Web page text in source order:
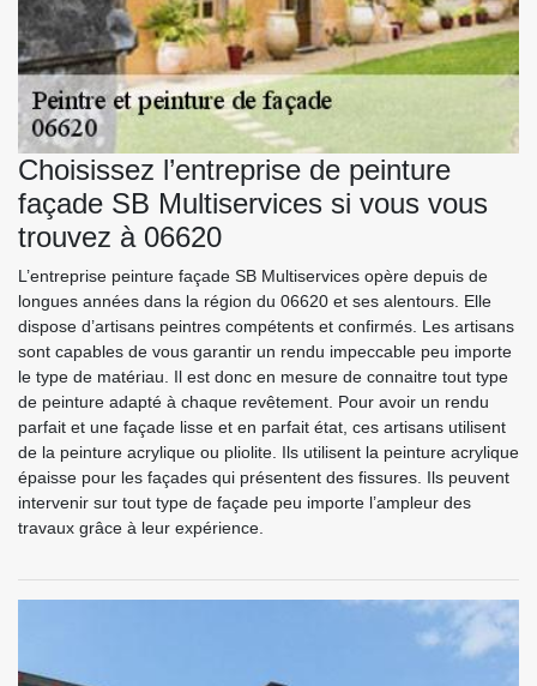
Choisissez l’entreprise de peinture
façade SB Multiservices si vous vous
trouvez à 06620
L’entreprise peinture façade SB Multiservices opère depuis de
longues années dans la région du 06620 et ses alentours. Elle
dispose d’artisans peintres compétents et confirmés. Les artisans
sont capables de vous garantir un rendu impeccable peu importe
le type de matériau. Il est donc en mesure de connaitre tout type
de peinture adapté à chaque revêtement. Pour avoir un rendu
parfait et une façade lisse et en parfait état, ces artisans utilisent
de la peinture acrylique ou pliolite. Ils utilisent la peinture acrylique
épaisse pour les façades qui présentent des fissures. Ils peuvent
intervenir sur tout type de façade peu importe l’ampleur des
travaux grâce à leur expérience.